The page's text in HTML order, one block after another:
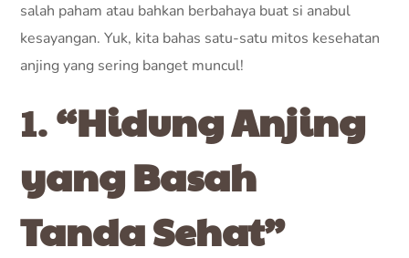
salah paham atau bahkan berbahaya buat si anabul
kesayangan. Yuk, kita bahas satu-satu mitos kesehatan
anjing yang sering banget muncul!
1.“Hidung Anjing
yang Basah
Tanda Sehat”